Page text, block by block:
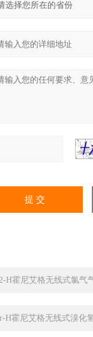
H霍尼艾格无线式氯气
H霍尼艾格无线式溴化